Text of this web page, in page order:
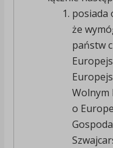
posiada
że
państw
Wolnym
o